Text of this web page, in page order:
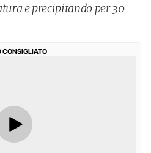
e precipitando per 30
CONSIGLIATO